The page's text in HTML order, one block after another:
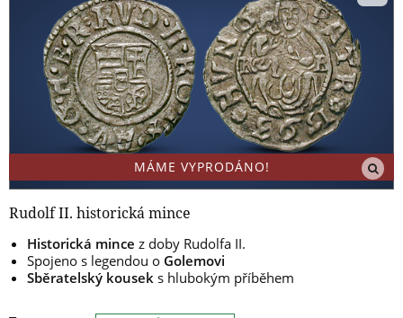
MÁME VYPRODÁNO!
Rudolf II. historická mince
Historická mince z doby Rudolfa II.
Spojeno s legendou o Golemovi
Sběratelský kousek s hlubokým příběhem